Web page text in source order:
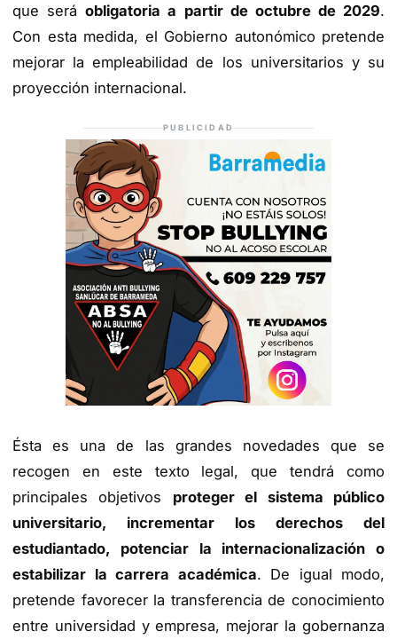
que seráobligatoria a partir de octubre de 2029.
Con esta medida, el Gobierno autonómico pretende
mejorar la empleabilidad de los universitarios y su
proyección internacional.
PUBLICIDAD
Ésta es una de las grandes novedades que se
recogen en este texto legal, que tendrá como
principales objetivos proteger el sistema público
universitario, incrementar los derechos del
estudiantado, potenciar la internacionalización o
estabilizar la carrera académica. De igual modo,
pretende favorecer la transferencia de conocimiento
entre universidad y empresa, mejorar la gobernanza